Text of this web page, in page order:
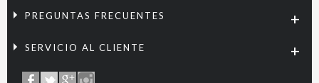
PREGUNTAS FRECUENTES
SERVICIO AL CLIENTE